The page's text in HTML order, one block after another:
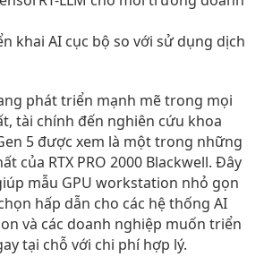
khai AI cục bộ so với sử dụng dịch
phát triển mạnh mẽ trong mọi
tài chính đến nghiên cứu khoa
5 được xem là một trong những
của RTX PRO 2000 Blackwell. Đây
mẫu GPU workstation nhỏ gọn
hấp dẫn cho các hệ thống AI
và các doanh nghiệp muốn triển
tại chỗ với chi phí hợp lý.